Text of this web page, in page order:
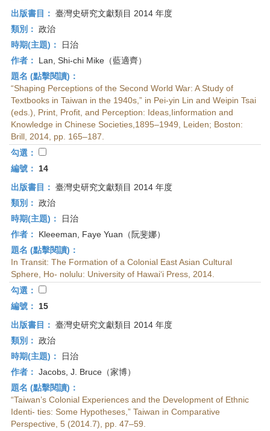
出版書目： 臺灣史研究文獻類目 2014 年度
類別： 政治
時期(主題)：
日治
作者：
Lan, Shi-chi Mike（藍適齊）
題名 (點擊閱讀)：
“Shaping Perceptions of the Second World War: A Study of
Textbooks in Taiwan in the 1940s,” in Pei-yin Lin and Weipin Tsai
(eds.), Print, Profit, and Perception: Ideas,Iinformation and
Knowledge in Chinese Societies,1895–1949, Leiden; Boston:
Brill, 2014, pp. 165–187.
勾選：
編號：
14
出版書目： 臺灣史研究文獻類目 2014 年度
類別： 政治
時期(主題)：
日治
作者：
Kleeeman, Faye Yuan（阮斐娜）
題名 (點擊閱讀)：
In Transit: The Formation of a Colonial East Asian Cultural
Sphere, Ho- nolulu: University of Hawai‘i Press, 2014.
勾選：
編號：
15
出版書目： 臺灣史研究文獻類目 2014 年度
類別： 政治
時期(主題)：
日治
作者： Jacobs, J. Bruce（家博）
題名 (點擊閱讀)：
“Taiwan’s Colonial Experiences and the Development of Ethnic
Identi- ties: Some Hypotheses,” Taiwan in Comparative
Perspective, 5 (2014.7), pp. 47–59.